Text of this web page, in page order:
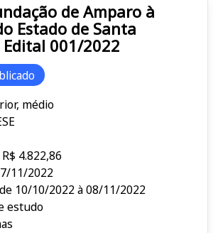
de Amparo à
Estado de Santa
001/2022
médio
4.822,86
11/2022
10/10/2022 à 08/11/2022
estudo